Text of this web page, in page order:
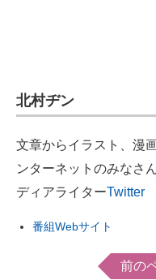
北村ヂン
文章からイラスト、漫
ンターネットのみなさ
ディアライターTwitter
番組Webサイト
前の